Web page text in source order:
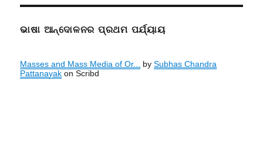
ଭାଷା ଆନ୍ଦୋଳନର ପ୍ରଥମ ପର୍ଯ୍ୟାୟ
Masses and Mass Media of Or... bySubhas Chandra
Pattanayak on Scribd